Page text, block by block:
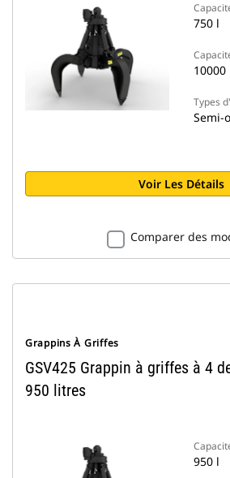
750 l
10000
Types
Semi-
Voir Les Détails
Comparer des
Grappins À Griffes
GSV425 Grappin à griffes à 4
950 litres
950 l